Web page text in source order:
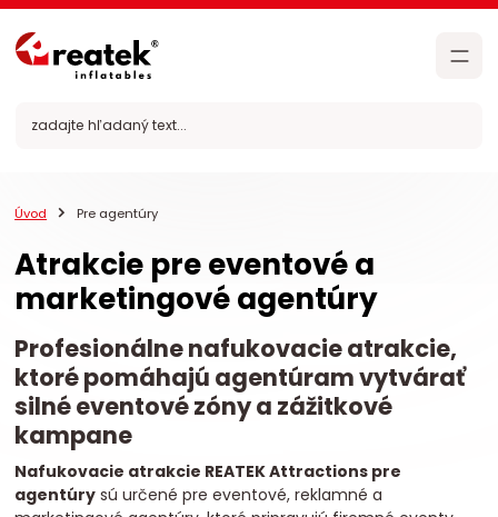
Úvod Pre agentúry
Atrakcie pre eventové a
marketingové agentúry
Profesionálne nafukovacie atrakcie,
ktoré pomáhajú agentúram vytvárať
silné eventové zóny a zážitkové
kampane
Nafukovacie atrakcie REATEK Attractions pre
agentúry sú určené pre eventové, reklamné a